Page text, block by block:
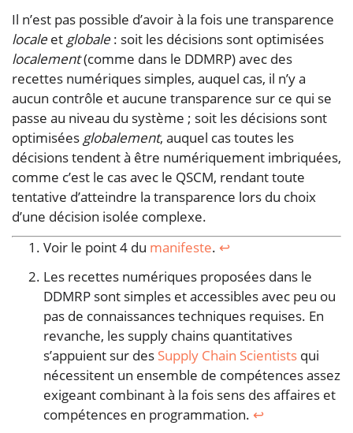
Il n’est pas possible d’avoir à la fois une transparence
localeet globale: soit les décisions sont optimisées
localement(comme dans le DDMRP) avec des
recettes numériques simples, auquel cas, il n’y a
aucun contrôle et aucune transparence sur ce qui se
passe au niveau du système ; soit les décisions sont
optimisées globalement, auquel cas toutes les
décisions tendent à être numériquement imbriquées,
comme c’est le cas avec le QSCM, rendant toute
tentative d’atteindre la transparence lors du choix
d’une décision isolée complexe.
Voir le point 4 du manifeste. ↩︎
Les recettes numériques proposées dans le
DDMRP sont simples et accessibles avec peu ou
pas de connaissances techniques requises. En
revanche, les supply chains quantitatives
s’appuient sur des Supply Chain Scientists qui
nécessitent un ensemble de compétences assez
exigeant combinant à la fois sens des affaires et
compétences en programmation. ↩︎